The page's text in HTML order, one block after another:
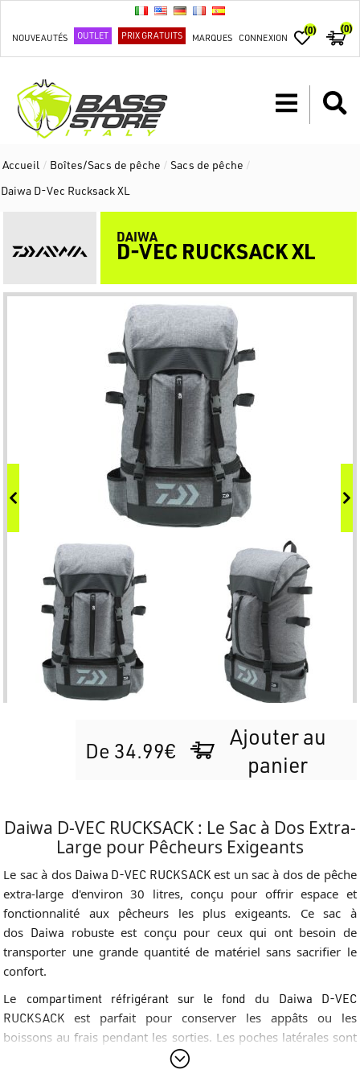
NOUVEAUTÉS OUTLET PRIX GRATUITS MARQUES CONNEXION
(0) (0)
Accueil / Boîtes/Sacs de pêche / Sacs de pêche /
Daiwa D-Vec Rucksack XL
DAIWA
D-VEC RUCKSACK XL
De 34.99€
Ajouter au
panier
Daiwa D-VEC RUCKSACK : Le Sac à Dos Extra-
Large pour Pêcheurs Exigeants
Le sac à dos Daiwa D-VEC RUCKSACKest un sac à dos de pêche
extra-large d'environ 30 litres, conçu pour offrir espace et
fonctionnalité aux pêcheurs les plus exigeants. Ce sac à
dos Daiwa robuste est conçu pour ceux qui ont besoin de
transporter une grande quantité de matériel sans sacrifier le
confort.
Le compartiment réfrigérant sur le fonddu Daiwa D-VEC
RUCKSACK est parfait pour conserver les appâts ou les
boissons au frais pendant les sorties. Les poches latérales sont
conçues pour transporter en toute sécurité des cannes